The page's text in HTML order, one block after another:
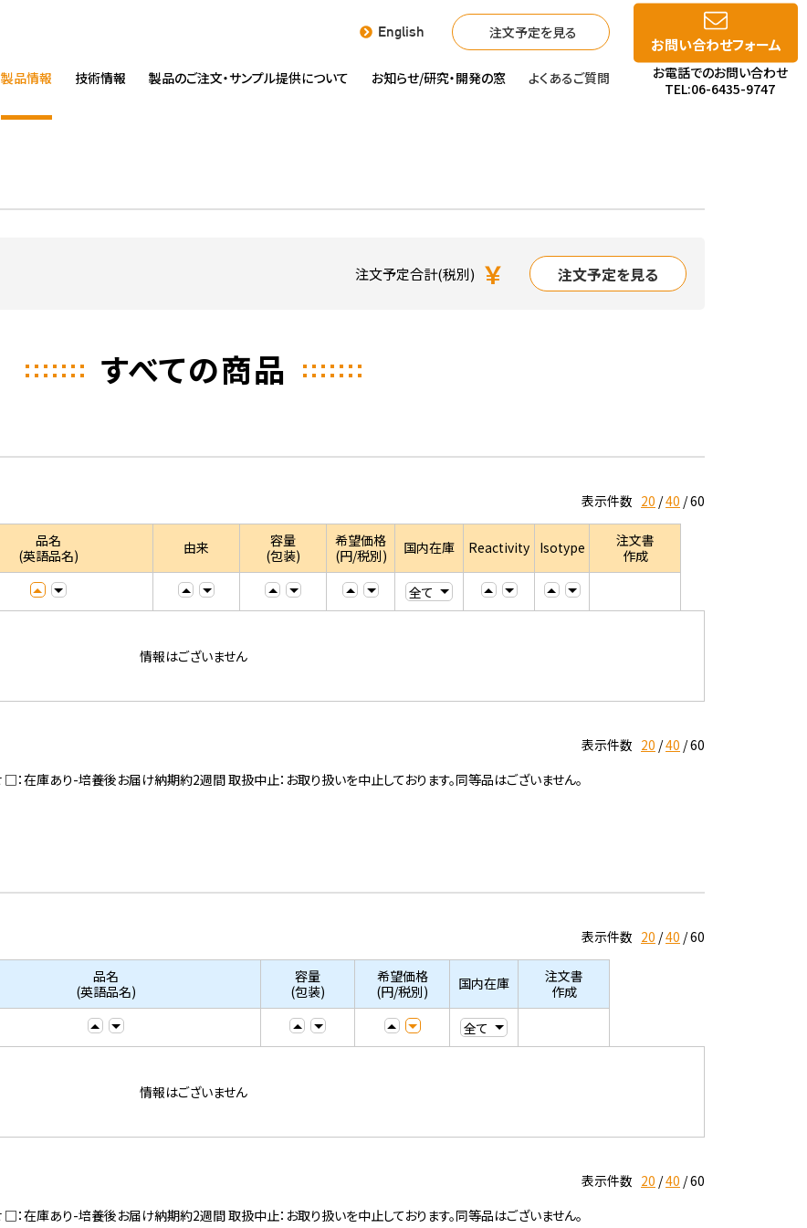
English 注文予定を見る
製品情報 技術情報 製品のご注文・サンプル提供について お知らせ/研究・開発の窓 よくあるご質問
お問い合わせフォーム
お電話でのお問い合わせ
TEL:06-6435-9747
注文予定合計(税別) ￥ 注文予定を見る
すべての商品
表示件数 20 40 60
品名
(英語品名)
由来
容量
(包装)
希望価格
(円/税別)
国内在庫 Reactivity Isotype
注文書
作成
情報はございません
表示件数 20 40 60
在庫あり-培養後お届け納期約2週間 取扱中止：お取り扱いを中止しております。同等品はございません。
表示件数 20 40 60
品名
(英語品名)
容量
(包装)
希望価格
(円/税別)
国内在庫
注文書
作成
情報はございません
表示件数 20 40 60
在庫あり-培養後お届け納期約2週間 取扱中止：お取り扱いを中止しております。同等品はございません。